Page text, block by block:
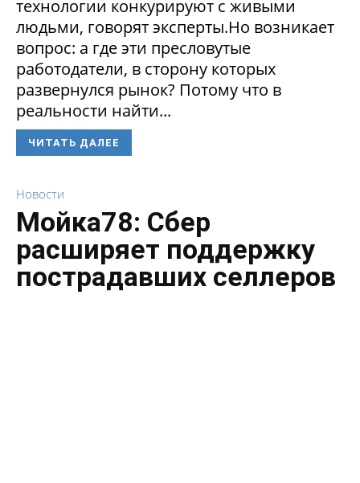
технологии конкурируют с живыми
людьми, говорят эксперты.Но возникает
вопрос: а где эти пресловутые
работодатели, в сторону которых
развернулся рынок? Потому что в
реальности найти...
ЧИТАТЬ ДАЛЕЕ
Новости
Мойка78: Сбер
расширяет поддержку
пострадавших селлеров